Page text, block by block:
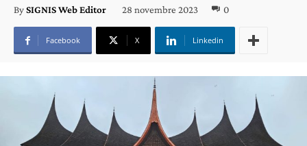
BySIGNIS Web Editor 28 novembre 2023 0
Facebook X Linkedin